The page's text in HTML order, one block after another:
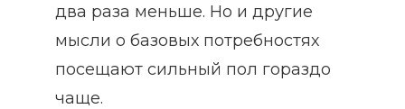
два раза меньше. Но и другие
мысли о базовых потребностях
посещают сильный пол гораздо
чаще.